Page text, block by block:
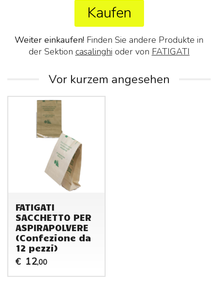
Kaufen
Weiter einkaufen! Finden Sie andere Produkte in
der Sektion casalinghi oder von FATIGATI
Vor kurzem angesehen
FATIGATI
SACCHETTO PER
ASPIRAPOLVERE
(Confezione da
12 pezzi)
€ 12,00